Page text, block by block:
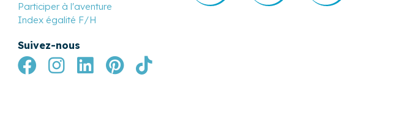
Participer à l'aventure
Index égalité F/H
Suivez-nous